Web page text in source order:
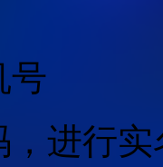
号
进行